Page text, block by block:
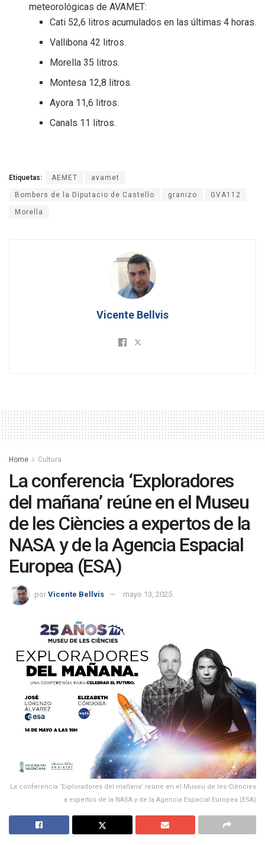
meteorológicas de AVAMET:
Cati 52,6 litros acumulados en las últimas 4 horas.
Vallibona 42 litros.
Morella 35 litros.
Montesa 12,8 litros.
Ayora 11,6 litros.
Canals 11 litros.
Etiquetas: AEMET avamet
Bombers de la Diputacio de Castello granizo GVA112
Morella
Vicente Bellvis
Home Cultura
La conferencia ‘Exploradores
del mañana’ reúne en el Museu
de les Ciències a expertos de la
NASA y de la Agencia Espacial
Europea (ESA)
por Vicente Bellvis mayo 13, 2025
La conferencia ‘Exploradores del mañana’ reúne en el Museu de les Ciències
a expertos de la NASA y de la Agencia Espacial Europea (ESA)